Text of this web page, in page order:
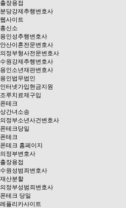
출장용접
분당강제추행변호사
웹사이트
흥신소
용인성추행변호사
안산이혼전문변호사
의정부형사전문변호사
수원강제추행변호사
용인소년재판변호사
용인법무법인
인터넷가입현금지원
조루치료제구입
폰테크
상간녀소송
의정부소년사건변호사
폰테크당일
폰테크
폰테크 홈페이지
의정부변호사
출장용접
수원성범죄변호사
재산분할
의정부성범죄변호사
폰테크 당일
레플리카사이트